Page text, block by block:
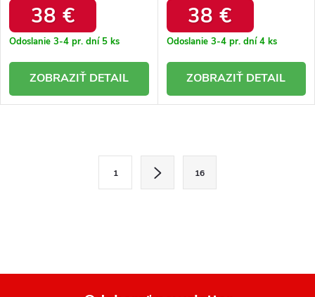
/ F7570 TAUPE
38 €
Odoslanie 3-4 pr. dní 5 ks
DETAIL
/ F7570 BEIGE
38 €
Odoslanie 3-4 pr. dní4 ks
DETAIL
i
a
1 16